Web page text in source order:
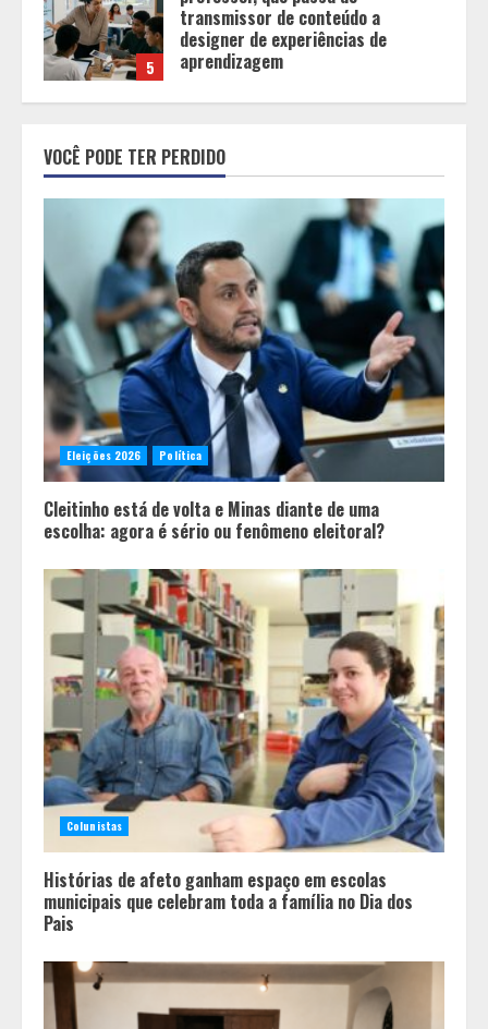
1
diante de uma escolha: agora é
sério ou fenômeno eleitoral?
2
em escolas municipais que
celebram toda a família no Dia dos
Pais
3
“Bença” Pai
4
O terroir de Diamantina, o melhor
do mundo para a saúde humana
VOCÊ PODE TER PERDIDO
Eleições 2026 Política
Cleitinho está de volta e Minas diante de uma
escolha: agora é sério ou fenômeno eleitoral?
Colunistas
Histórias de afeto ganham espaço em escolas
municipais que celebram toda a família no Dia dos
Pais